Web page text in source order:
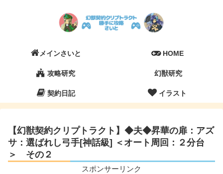
メインさいと HOME
攻略研究 幻獣研究
契約日記 イラスト
【幻獣契約クリプトラクト】◆夫◆昇華の扉：アズ
サ：選ばれし弓手[神話級] ＜オート周回：２分台
＞ その２
スポンサーリンク